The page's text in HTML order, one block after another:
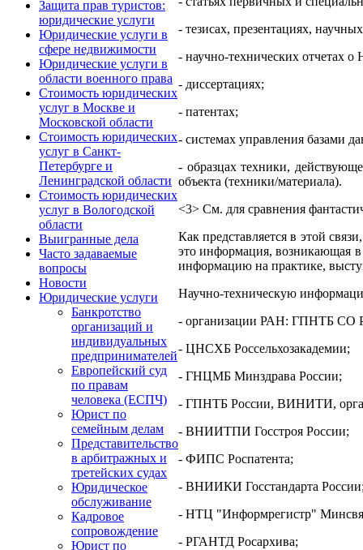
Защита прав туристов:
юридические услуги
Юридические услуги в
сфере недвижимости
Юридические услуги в
области военного права
Стоимость юридических
услуг в Москве и
Московской области
Стоимость юридических
услуг в Санкт-
Петербурге и
Ленинградской области
Стоимость юридических
услуг в Вологодской
области
Выигранные дела
Часто задаваемые
вопросы
Новости
Юридические услуги
Банкротство
организаций и
индивидуальных
предпринимателей
Европейский суд
по правам
человека (ЕСПЧ)
Юрист по
семейным делам
Представительство
в арбитражных и
третейских судах
Юридическое
обслуживание
Кадровое
сопровождение
Юрист по
- тезисах, презентациях,
- научно-технических отчетах
- диссертациях;
- патентах;
- системах управления базами
- образцах техники,
объекта (техники/материала).
<3> См. для сравнения
Как представляется в этой
это информация, возникающая
информацию на практике,
Научно-техническую
- организации РАН: ГПНТБ
- ЦНСХБ Россельхозакадемии;
- ГНЦМБ Минздрава России;
- ГПНТБ России, ВИНИТИ,
- ВНИИТПИ Госстроя России;
- ФИПС Роспатента;
- ВНИИКИ Госстандарта
- НТЦ "Информрегистр"
- РГАНТД Росархива;